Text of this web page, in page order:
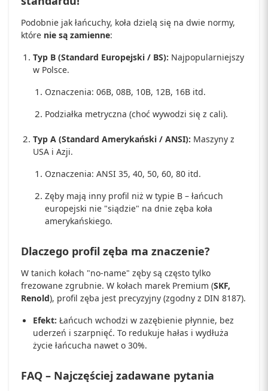
Podobnie jak łańcuchy, koła dzielą się na dwie normy,
które nie są zamienne:
Typ B (Standard Europejski / BS): Najpopularniejszy
w Polsce.
Oznaczenia: 06B, 08B, 10B, 12B, 16B itd.
Podziałka metryczna (choć wywodzi się z cali).
Typ A (Standard Amerykański / ANSI): Maszyny z
USA i Azji.
Oznaczenia: ANSI 35, 40, 50, 60, 80 itd.
Zęby mają inny profil niż w typie B – łańcuch
europejski nie "siądzie" na dnie zęba koła
amerykańskiego.
Dlaczego profil zęba ma znaczenie?
W tanich kołach "no-name" zęby są często tylko
frezowane zgrubnie. W kołach marek Premium (SKF,
Renold), profil zęba jest precyzyjny (zgodny z DIN 8187).
Efekt: Łańcuch wchodzi w zazębienie płynnie, bez
uderzeń i szarpnięć. To redukuje hałas i wydłuża
życie łańcucha nawet o 30%.
FAQ – Najczęściej zadawane pytania